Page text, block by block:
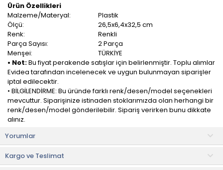
Ürün Özellikleri
Malzeme/Materyal:
Plastik
Ölçü:
26,5x6,4x32,5 cm
Renk:
Renkli
Parça Sayısı:
2 Parça
Menşei:
TÜRKİYE
• Not:Bu fiyat perakende satışlar için belirlenmiştir. Toplu alımlar
Evidea tarafından incelenecek ve uygun bulunmayan siparişler
iptal edilecektir.
• BİLGİLENDİRME: Bu üründe farklı renk/desen/model seçenekleri
mevcuttur. Siparişinize istinaden stoklarımızda olan herhangi bir
renk/desen/model gönderilebilir. Sipariş verirken bunu dikkate
alınız.
Toz kaldırmadan tek süpürmede etkili temizlik sunar. Dayanıklı,
esnek PET kıllara sahiptir.
Sap kısmında ergonomik tasarlanmış tutma yeri ile kullanımda
Yorumlar
Kargo ve Teslimat